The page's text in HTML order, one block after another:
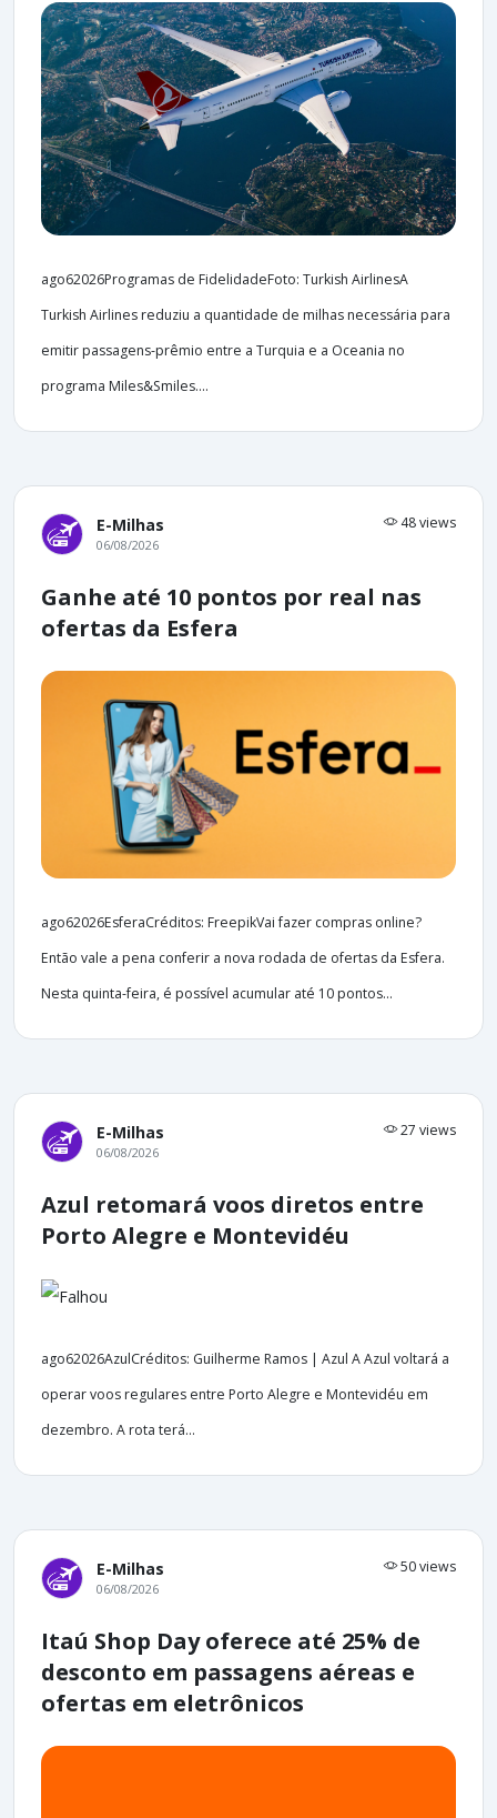
ago62026Programas de FidelidadeFoto: Turkish AirlinesA
Turkish Airlines reduziu a quantidade de milhas necessária para
emitir passagens-prêmio entre a Turquia e a Oceania no
programa Miles&Smiles....
E-Milhas 48 views
06/08/2026
Ganhe até 10 pontos por real nas
ofertas da Esfera
ago62026EsferaCréditos: FreepikVai fazer compras online?
Então vale a pena conferir a nova rodada de ofertas da Esfera.
Nesta quinta-feira, é possível acumular até 10 pontos...
E-Milhas 27 views
06/08/2026
Azul retomará voos diretos entre
Porto Alegre e Montevidéu
ago62026AzulCréditos: Guilherme Ramos | Azul A Azul voltará a
operar voos regulares entre Porto Alegre e Montevidéu em
dezembro. A rota terá...
E-Milhas 50 views
06/08/2026
Itaú Shop Day oferece até 25% de
desconto em passagens aéreas e
ofertas em eletrônicos